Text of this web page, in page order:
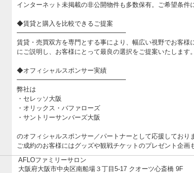
インターネット未掲載の非公開物件も多数保有。ご希望条件
◆賃貸と購入を比較できるご提案
━━━━━━━━━━━━━━━━━
賃貸・売買双方を専門とする事により、幅広い視野でお客
にご説明し、お客様にとって最良の選択をご提案いたします。
◆オフィシャルスポンサー実績
━━━━━━━━━━━━━━━━━
弊社は
・セレッソ大阪
・オリックス・バファローズ
・サントリーサンバーズ大阪
のオフィシャルスポンサー／パートナーとして応援しており
ご成約のお客様にはグッズや観戦チケットのプレゼント企画
AFLOファミリーサロン
大阪府大阪市中央区南船場３丁目5-17 クオーツ心斎橋 9F